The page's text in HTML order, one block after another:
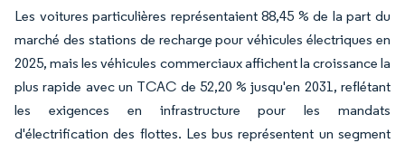
Les voitures particulières représentaient 88,45 % de la part du
marché des stations de recharge pour véhicules électriques en
2025, mais les véhicules commerciaux affichent la croissance la
plus rapide avec un TCAC de 52,20 % jusqu'en 2031, reflétant
les exigences en infrastructure pour les mandats
d'électrification des flottes. Les bus représentent un segment